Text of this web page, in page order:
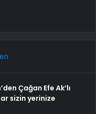
Çağan Efe Ak’lı
sizin yerinize